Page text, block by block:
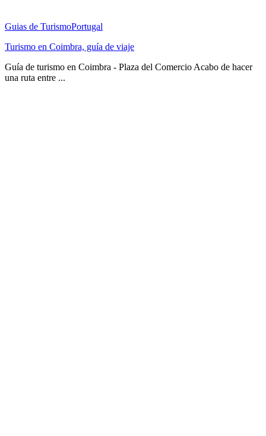
Guias de TurismoPortugal
Turismo en Coimbra, guía de viaje
Guía de turismo en Coimbra - Plaza del Comercio Acabo de hacer
una ruta entre ...